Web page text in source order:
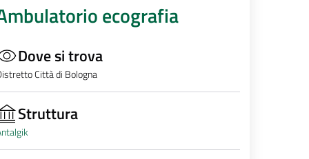
ecografia
Dove si trova
Città di Bologna
Struttura